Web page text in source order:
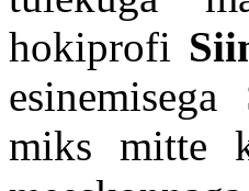
hokiprofi
miks mitte